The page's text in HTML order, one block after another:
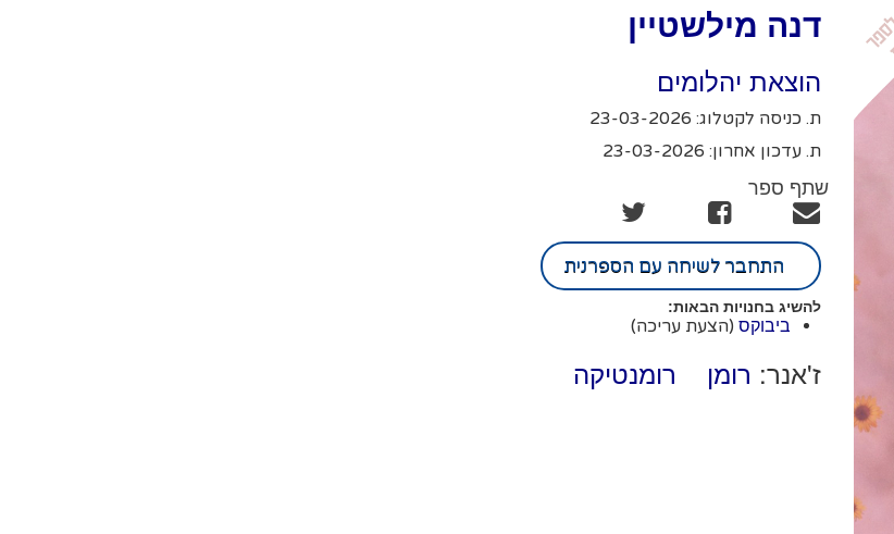
דנה מילשטיין
הוצאת יהלומים
ת. כניסה לקטלוג: 23-03-2026
ת. עדכון אחרון: 23-03-2026
שתף ספר
התחבר לשיחה עם הספרנית
להשיג בחנויות הבאות:
ביבוקס (הצעת עריכה)
ז'אנר: רומן רומנטיקה